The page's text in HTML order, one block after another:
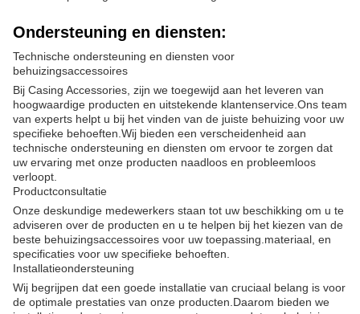
Ondersteuning en diensten:
Technische ondersteuning en diensten voor
behuizingsaccessoires
Bij Casing Accessories, zijn we toegewijd aan het leveren van
hoogwaardige producten en uitstekende klantenservice.Ons team
van experts helpt u bij het vinden van de juiste behuizing voor uw
specifieke behoeften.Wij bieden een verscheidenheid aan
technische ondersteuning en diensten om ervoor te zorgen dat
uw ervaring met onze producten naadloos en probleemloos
verloopt.
Productconsultatie
Onze deskundige medewerkers staan tot uw beschikking om u te
adviseren over de producten en u te helpen bij het kiezen van de
beste behuizingsaccessoires voor uw toepassing.materiaal, en
specificaties voor uw specifieke behoeften.
Installatieondersteuning
Wij begrijpen dat een goede installatie van cruciaal belang is voor
de optimale prestaties van onze producten.Daarom bieden we